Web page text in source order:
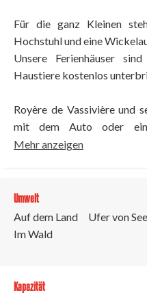
Für die ganz Kleinen
Hochstuhl und eine
Unsere Ferienhäuser
Haustiere kostenlos
Royère de Vassivière und
mit dem Auto oder ein
Mehr anzeigen
Umwelt
Auf dem Land
Ufer von
Im Wald
Kapazität